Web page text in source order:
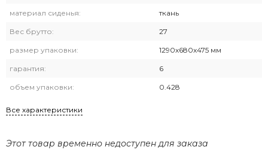
материал сиденья: ткань
Вес брутто: 27
размер упаковки: 1290х680х475 мм
гарантия: 6
объем упаковки: 0.428
Все характеристики
Этот товар временно недоступен для заказа